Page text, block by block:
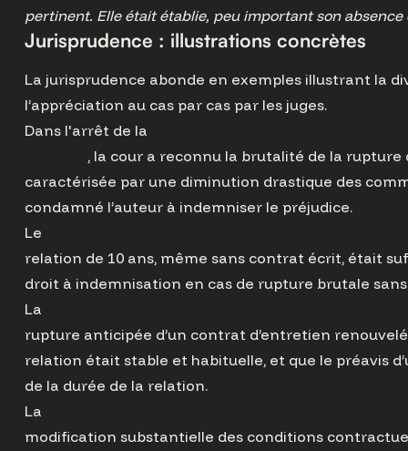
pertinent. Elle était établie, peu important son
Jurisprudence : illustrations concrètes
La jurisprudence abonde en exemples illustrant la
l’appréciation au cas par cas par les juges.
Dans l'arrêt de la
, la cour a reconnu la brutalité de la rupture
caractérisée par une diminution drastique des
condamné l’auteur à indemniser le préjudice.
Le
relation de 10 ans, même sans contrat écrit, était
droit à indemnisation en cas de rupture brutale
La
rupture anticipée d’un contrat d’entretien
relation était stable et habituelle, et que le préavis
de la durée de la relation.
La
modification substantielle des conditions